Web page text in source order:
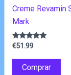
Creme Revamin
Mark
Avaliação
de 5
€51.99
Comprar